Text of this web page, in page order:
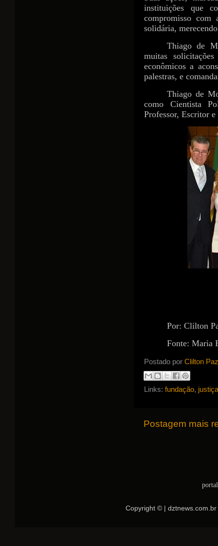
instituições que
compromisso com
solidária,
Thiago de
muitas
econômicos a
palestras, e
Thiago de
como Cientista
Professor, Escritor
Por: Clilton
Fonte: Maria
Postado por Clilton Paz
Links: fundação, justiça
Postagem mais
Copyright © |